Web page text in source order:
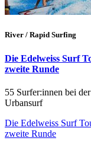
River / Rapid Surfing
Die Edelweiss Surf
zweite Runde
55 Surfer:innen bei
Urbansurf
Die Edelweiss Surf
zweite Runde